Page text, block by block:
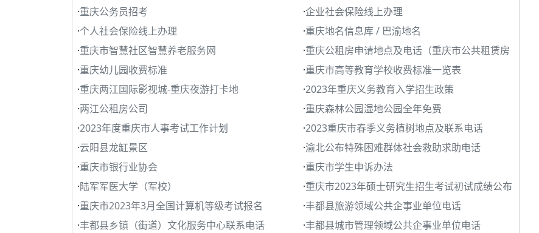
·重庆公务员招考 ·企业社会保险线上办理
·个人社会保险线上办理 ·重庆地名信息库 / 巴渝地名
·重庆市智慧社区智慧养老服务网 ·重庆公租房申请地点及电话（重庆市公共租赁房
·重庆幼儿园收费标准 ·重庆市高等教育学校收费标准一览表
·重庆两江国际影视城-重庆夜游打卡地 ·2023年重庆义务教育入学招生政策
·两江公租房公司 ·重庆森林公园湿地公园全年免费
·2023年度重庆市人事考试工作计划 ·2023重庆市春季义务植树地点及联系电话
·云阳县龙缸景区 ·渝北公布特殊困难群体社会救助求助电话
·重庆市银行业协会 ·重庆市学生申诉办法
·陆军军医大学（军校） ·重庆市2023年硕士研究生招生考试初试成绩公布
·重庆市2023年3月全国计算机等级考试报名 ·丰都县旅游领域公共企事业单位电话
·丰都县乡镇（街道）文化服务中心联系电话 ·丰都县城市管理领域公共企事业单位电话